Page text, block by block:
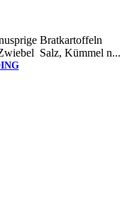
Bratkartoffeln
Salz, Kümmel n...